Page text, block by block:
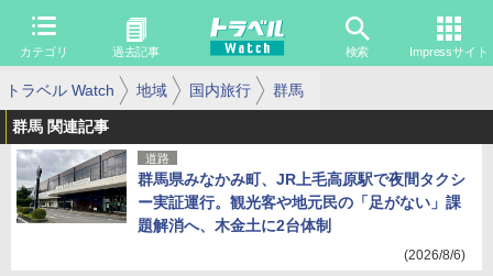
カテゴリ 過去記事 検索 Impressサイト
トラベル Watch 地域 国内旅行 群馬
群馬 関連記事
道路
群馬県みなかみ町、JR上毛高原駅で夜間タクシ
ー実証運行。観光客や地元民の「足がない」課
題解消へ、木金土に2台体制
(2026/8/6)